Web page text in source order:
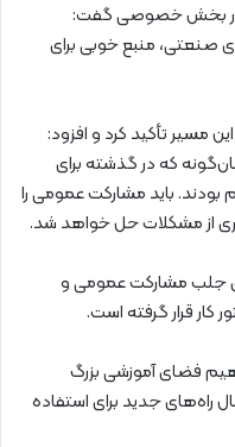
در بخش خصوصی گفت:
صنعتی، منبع خوبی برای
مسیر تأکید کرد و افزود:
که در گذشته برای
باید مشارکت عمومی را
از مشکلات حل خواهد شد.
جلب مشارکت عمومی و
کار قرار گرفته است.
فضای آموزشی بزرگ
راه‌های جدید برای استفاده